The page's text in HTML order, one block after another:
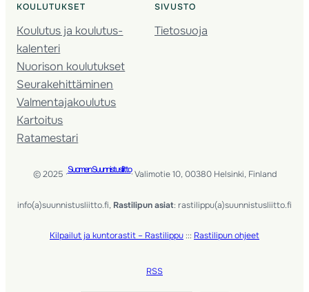
KOULUTUKSET
Koulutus ja koulutus­
kalenteri
Nuorison koulutukset
Seura­kehittäminen
Valmentaja­koulutus
Kartoitus
Ratamestari
SIVUSTO
Tietosuoja
© 2025 ·Suomen Suunnistusliitto· Valimotie 10, 00380 Helsinki, Finland
info(a)suunnistusliitto.fi, Rastilipun asiat: rastilippu(a)suunnistusliitto.fi
Kilpailut ja kuntorastit – Rastilippu ::: Rastilipun ohjeet
RSS